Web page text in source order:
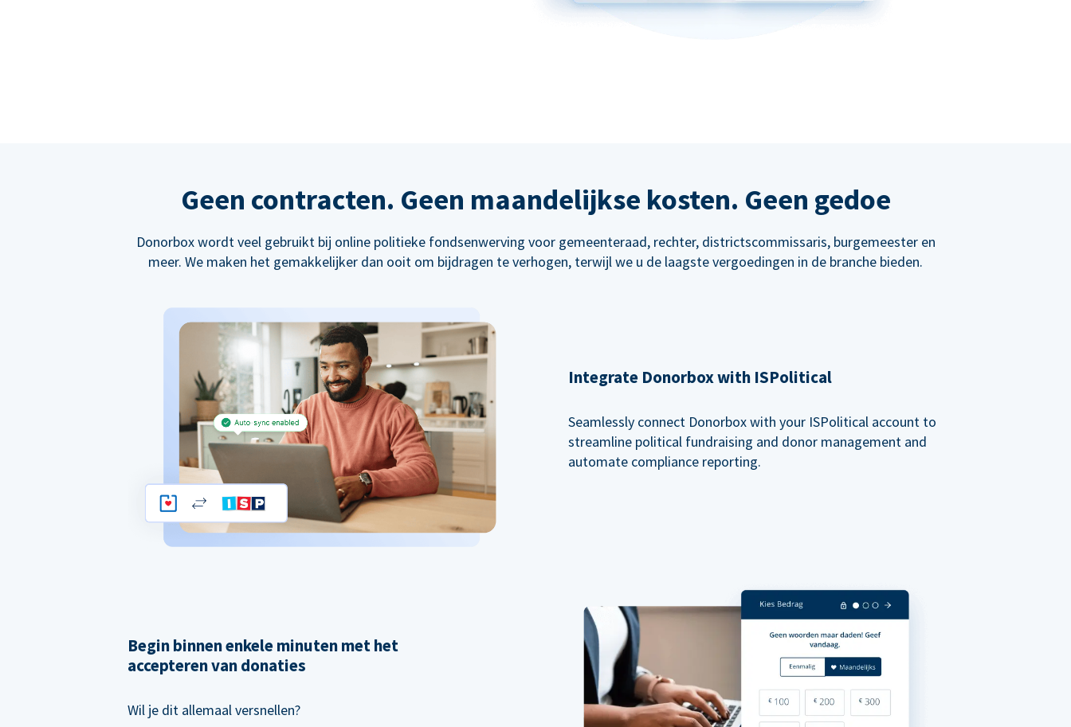
Geen contracten. Geen maandelijkse kosten. Geen gedoe
Donorbox wordt veel gebruikt bij online politieke fondsenwerving voor gemeenteraad, rechter, districtscommissaris, burgemeester en
meer. We maken het gemakkelijker dan ooit om bijdragen te verhogen, terwijl we u de laagste vergoedingen in de branche bieden.
Integrate Donorbox with ISPolitical
Seamlessly connect Donorbox with your ISPolitical account to
streamline political fundraising and donor management and
automate compliance reporting.
Begin binnen enkele minuten met het
accepteren van donaties
Wil je dit allemaal versnellen?